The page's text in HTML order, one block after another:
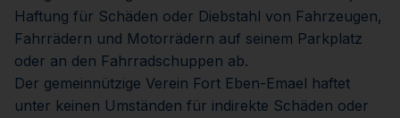
Haftung für Schäden oder Diebstahl von Fahrzeugen,
Fahrrädern und Motorrädern auf seinem Parkplatz
oder an den Fahrradschuppen ab.
Der gemeinnützige Verein Fort Eben-Emael haftet
unter keinen Umständen für indirekte Schäden oder